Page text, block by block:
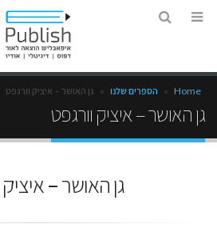
Home
» הספרים שלנו » גן האושר – איציק וורגפט
גן האושר – איציק וורגפט
גן האושר – איציק